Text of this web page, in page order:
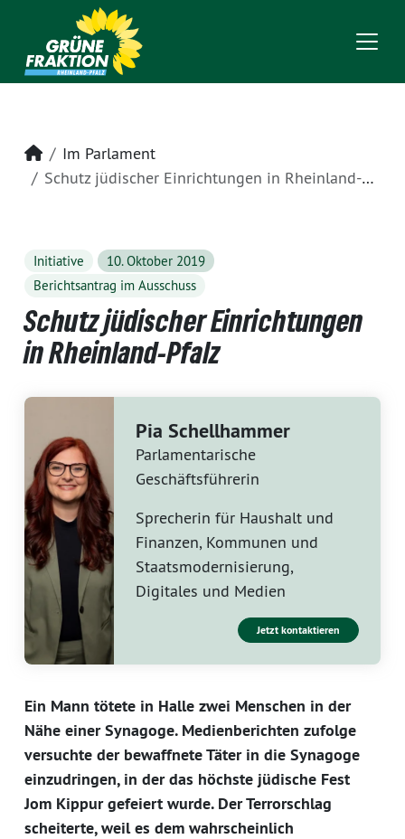
Startseite
Im Parlament
Schutz jüdischer Einrichtungen in Rheinland-Pfalz
Initiative
10. Oktober 2019
Berichtsantrag im Ausschuss
Schutz jüdischer Einrichtungen
in Rheinland-Pfalz
Pia Schellhammer
Parlamentarische
Geschäftsführerin
Sprecherin für Haushalt und
Finanzen, Kommunen und
Staatsmodernisierung,
Digitales und Medien
Jetzt kontaktieren
Ein Mann tötete in Halle zwei Menschen in der
Nähe einer Synagoge. Medienberichten zufolge
versuchte der bewaffnete Täter in die Synagoge
einzudringen, in der das höchste jüdische Fest
Jom Kippur gefeiert wurde. Der Terrorschlag
scheiterte, weil es dem wahrscheinlich